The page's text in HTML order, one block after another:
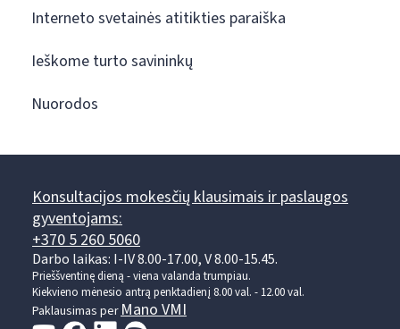
Interneto svetainės atitikties paraiška
Ieškome turto savininkų
Nuorodos
Konsultacijos mokesčių klausimais ir paslaugos
gyventojams:
+370 5 260 5060
Darbo laikas: I-IV 8.00-17.00, V 8.00-15.45.
Prieššventinę dieną - viena valanda trumpiau.
Kiekvieno mėnesio antrą penktadienį 8.00 val. - 12.00 val.
Paklausimas perMano VMI